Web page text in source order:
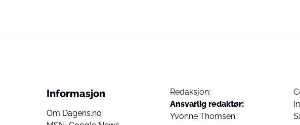
Informasjon
Om Dagens.no
Redaksjon:
Ansvarlig redaktør:
Yvonne Thomsen